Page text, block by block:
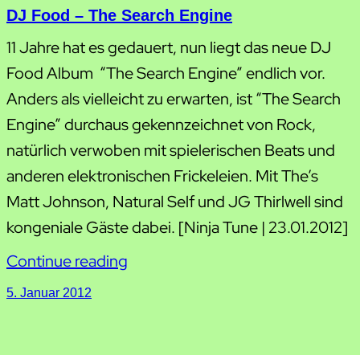
DJ Food – The Search Engine
11 Jahre hat es gedauert, nun liegt das neue DJ
Food Album “The Search Engine” endlich vor.
Anders als vielleicht zu erwarten, ist “The Search
Engine” durchaus gekennzeichnet von Rock,
natürlich verwoben mit spielerischen Beats und
anderen elektronischen Frickeleien. Mit The’s
Matt Johnson, Natural Self und JG Thirlwell sind
kongeniale Gäste dabei. [Ninja Tune | 23.01.2012]
Continue reading
5. Januar 2012